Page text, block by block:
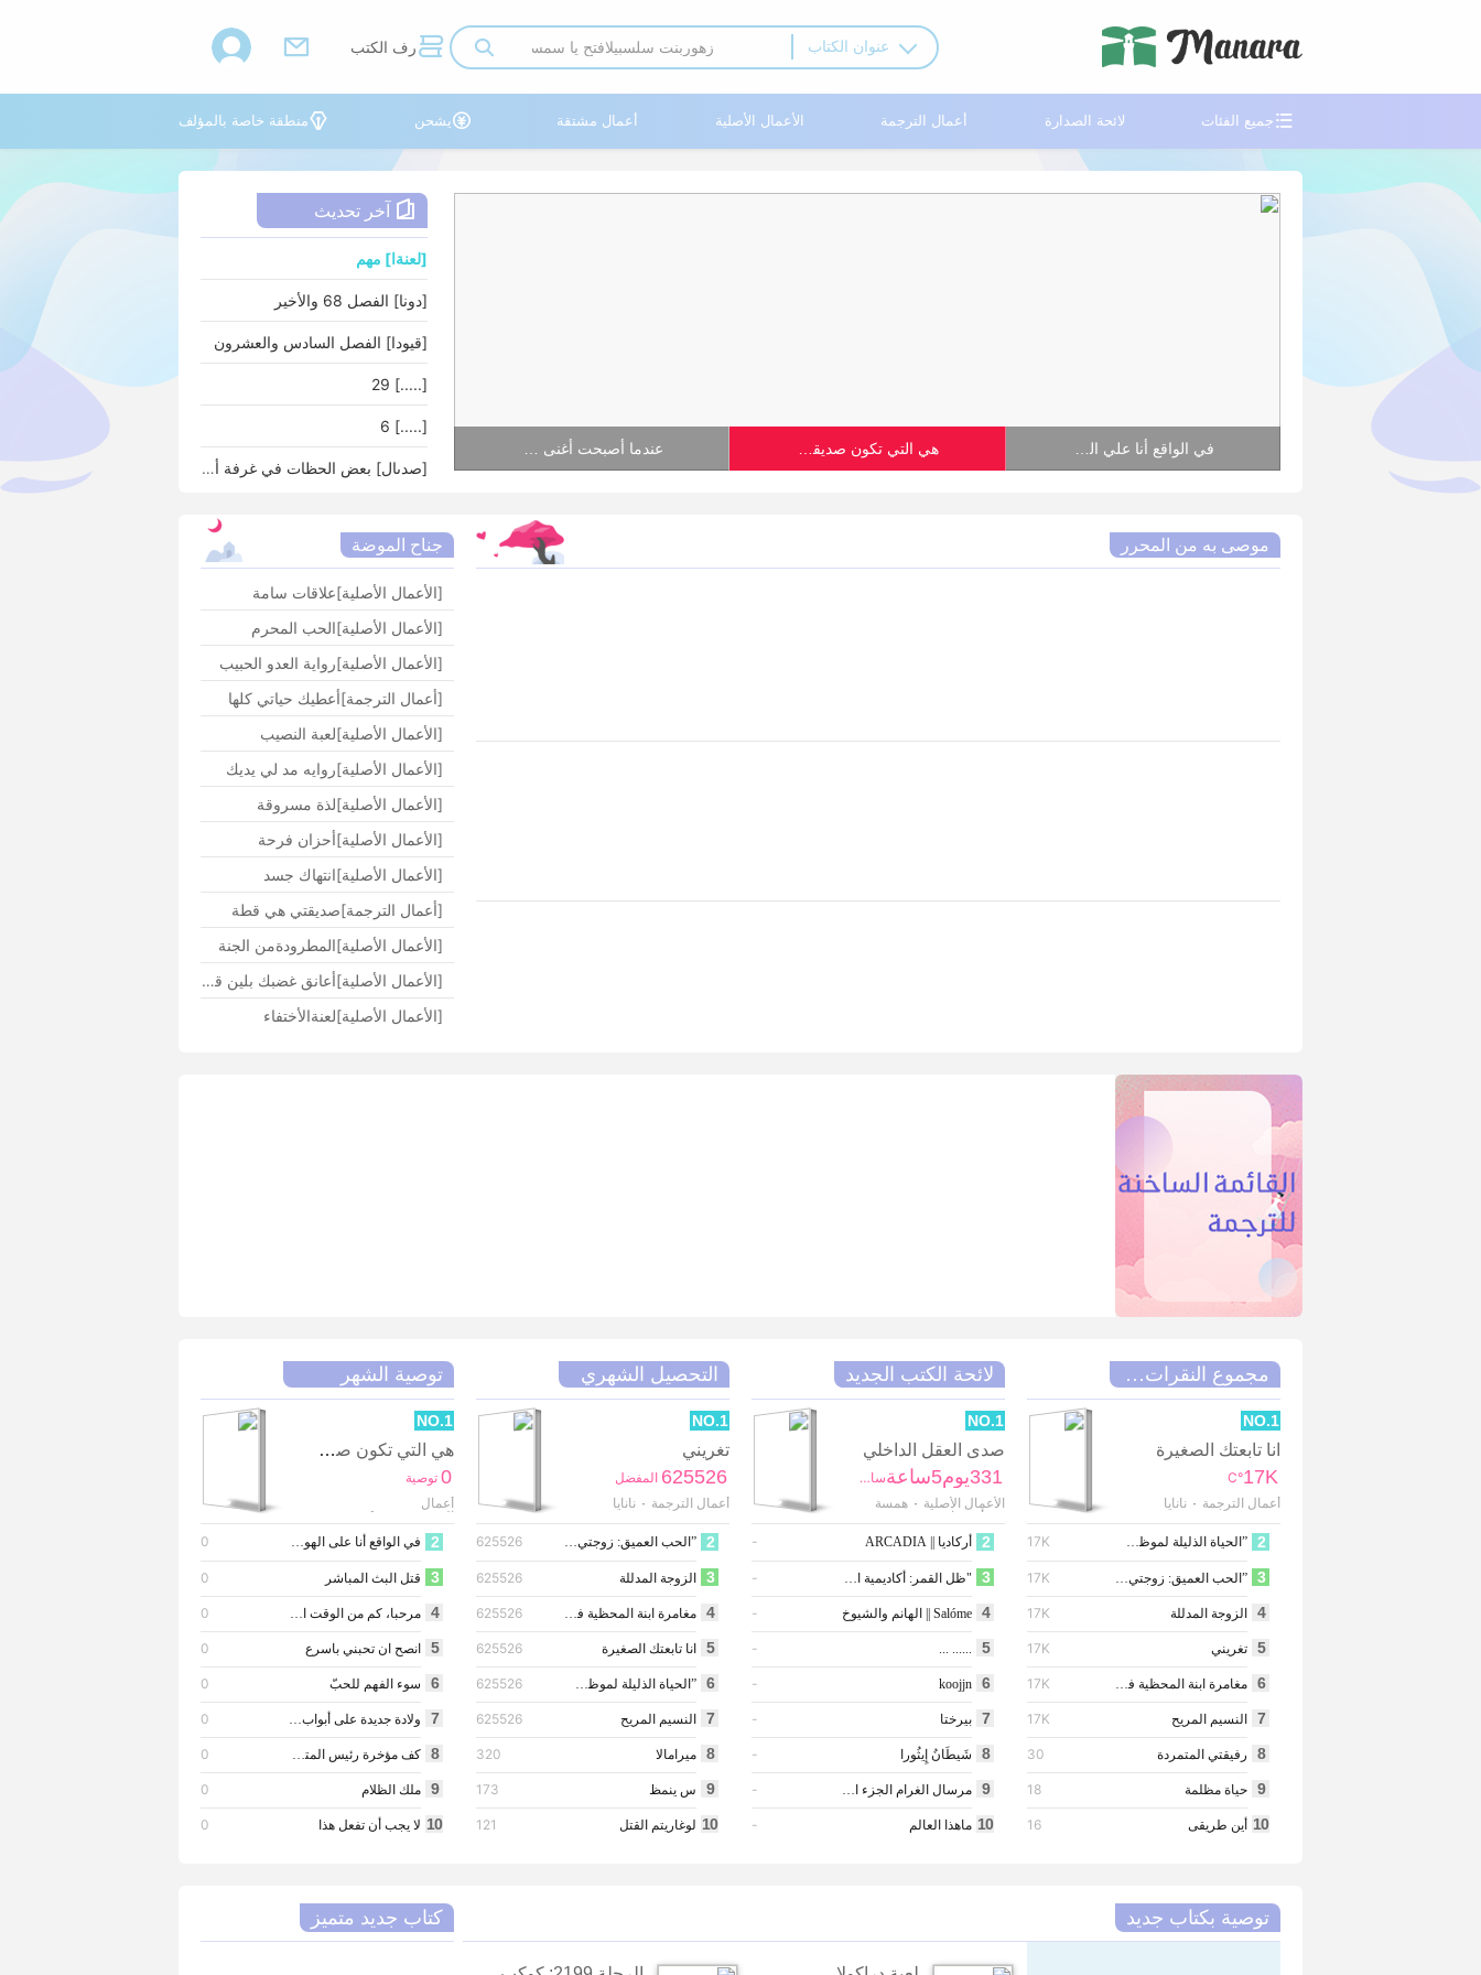
عنوان الكتاب 
رف الكتب 
جميع الفئات لائحة الصدارة أعمال الترجمة الأعمال الأصلية أعمال مشتقة يشحن منطقة خاصة بالمؤلف
في الواقع أنا علي الهواء مباشر هي التي تكون صديقة المدير التنفيذي بعد تناسخ الأرواح عندما أصبحت أغنى امرأة في العالم
 آخر تحديث
[لعنةا] مهم
[دونا] الفصل 68 والأخير
[قيودا] الفصل السادس والعشرون
[.....] 29
[.....] 6
[صدىال] بعض الحظات في غرفة أحمد
موصى به من المحرر جناح الموضة
[الأعمال الأصلية]علاقات سامة
[الأعمال الأصلية]الحب المحرم
[الأعمال الأصلية]رواية العدو الحبيب
[أعمال الترجمة]أعطيك حياتي كلها
[الأعمال الأصلية]لعبة النصيب
[الأعمال الأصلية]روايه مد لي يديك
[الأعمال الأصلية]لذة مسروقة
[الأعمال الأصلية]أحزان فرحة
[الأعمال الأصلية]انتهاك جسد
[أعمال الترجمة]صديقتي هي قطة
[الأعمال الأصلية]المطرودةمن الجنة
[الأعمال الأصلية]أعانق غضبك بلين قلبي
[الأعمال الأصلية]لعنةالأختفاء
مجموع النقرات الشهري
NO.1
انا تابعتك الصغيرة
17K
°C
أعمال الترجمة · نانايا
2 ”الحياة الذليلة لموظف حكومي في الجنة“ 17K
3 ”الحب العميق: زوجتي ’ الشريرة‘ تحبني كثيرا “ 17K
4 الزوجة المدللة 17K
5 تغريني 17K
6 مغامرة ابنة المحظية في القصر الإمبراطورية 17K
7 النسيم المريح 17K
8 رفيقتي المتمردة 30
9 حياة مظلمة 18
10 أين طريقى 16
لائحة الكتب الجديد
NO.1
صدى العقل الداخلي
331يوم5ساعة
سابقاً
الأعمال الأصلية · همسة
في أذن قارء
2 أركاديا || ARCADIA -
3 "ظل القمر: أكاديمية الأسرار" -
4 Salóme || الهانم والشيوخ -
5
...... ...
-
6
koojjn
-
7 بيرختا -
8 شَيطَانُ إِيثُورا -
9 مرسال الغرام الجزء الثاني -
10 ماهذا العالم -
التحصيل الشهري
NO.1
تغريني
625526 المفضل
أعمال الترجمة · نانايا
2 ”الحب العميق: زوجتي ’ الشريرة‘ تحبني كثيرا “ 625526
3 الزوجة المدللة 625526
4 مغامرة ابنة المحظية في القصر الإمبراطورية 625526
5 انا تابعتك الصغيرة 625526
6 ”الحياة الذليلة لموظف حكومي في الجنة“ 625526
7 النسيم المريح 625526
8 ميرامالا 320
9 س ينمظ 173
10 لوغاريتم القتل 121
توصية الشهر
NO.1
هي التي تكون صديقة المدير التنفيذي بعد تناسخ الأرواح
0 توصية
أعمال
الترجمة
omarfang
2 في الواقع أنا على الهواء مباشرة 0
3 قتل البث المباشر 0
4 مرحبا، كم من الوقت استمر ھذا الوضع؟ 0
5 انصح ان تحبني باسرع 0
6 سوء الفهم للحبّ 0
7 ولادة جديدة على أبواب المحكمة 0
8 كف مؤخرة رئيس المتمردين 0
9 ملك الظلام 0
10 لا يجب أن تفعل هذا 0
توصية بكتاب جديد كتاب جديد متميز